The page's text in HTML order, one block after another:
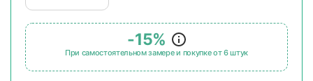
-15%
При самостоятельном замере и покупке от 6 штук